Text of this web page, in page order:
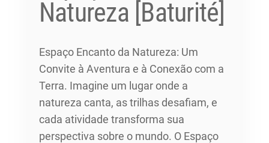
Natureza [Baturité]
Espaço Encanto da Natureza: Um
Convite à Aventura e à Conexão com a
Terra. Imagine um lugar onde a
natureza canta, as trilhas desafiam, e
cada atividade transforma sua
perspectiva sobre o mundo. O Espaço